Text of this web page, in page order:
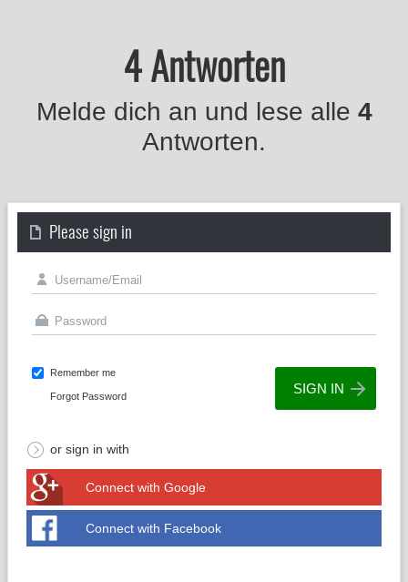
4 Antworten
Melde dich an und lese alle 4
Antworten.
Please sign in
Remember me
Forgot Password
or sign in with
Connect with Google
Connect with Facebook